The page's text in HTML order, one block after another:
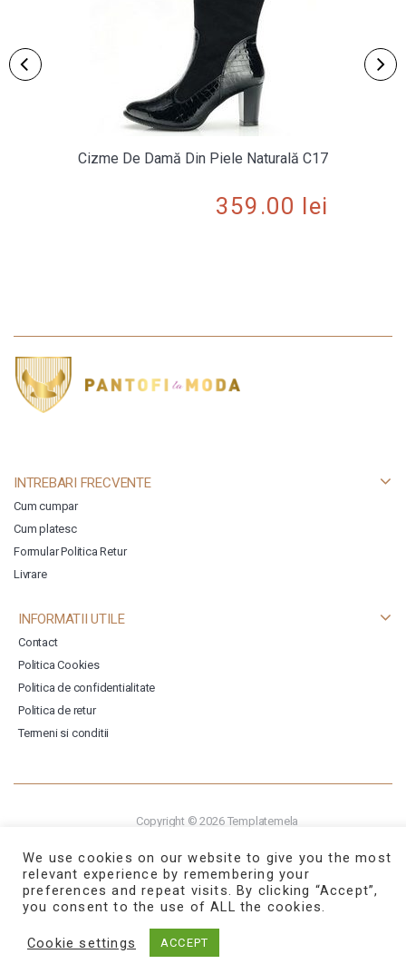
Cizme De Damă Din Piele Naturală C17
359.00 lei
INTREBARI FRECVENTE
Cum cumpar
Cum platesc
Formular Politica Retur
Livrare
INFORMATII UTILE
Contact
Politica Cookies
Politica de confidentialitate
Politica de retur
Termeni si conditii
Copyright © 2026 Templatemela
We use cookies on our website to give you the most
relevant experience by remembering your
preferences and repeat visits. By clicking “Accept”,
you consent to the use of ALL the cookies.
Cookie settings ACCEPT